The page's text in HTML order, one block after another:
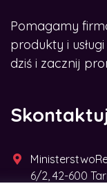
Pomagamy
produkty i
dziś i zacznij
6/2, 42-600